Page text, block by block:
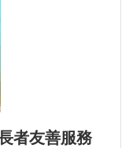
者友善服務